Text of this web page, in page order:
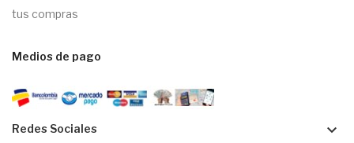
tus compras
Medios de pago
Redes Sociales keyboard_arrow_down